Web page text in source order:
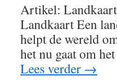
Artikel:
Landkaart Een
helpt de wereld
het nu gaat om
Lees verder →